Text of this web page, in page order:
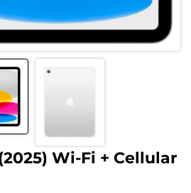
Wi-Fi + Cellular